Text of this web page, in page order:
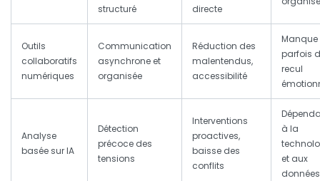
structuré
directe
Outils
collaboratifs
numériques
Communication
asynchrone et
organisée
Réduction des
malentendus,
accessibilité
Manque
parfois
recul
Analyse
basée sur IA
Détection
précoce des
tensions
Interventions
proactives,
baisse des
conflits
à la
et aux
données